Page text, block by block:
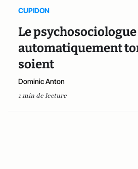
CUPIDON
Le
automatiquement
soient
Dominic Anton
1 min de lecture